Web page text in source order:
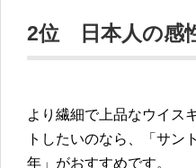
2位 日本人の感
より繊細で上品なウイス
トしたいのなら、「サン
年」がおすすめです。